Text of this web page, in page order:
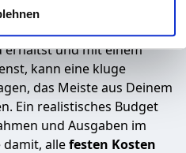
weiter. Unsere Partner
mit weiteren
bereitgestellt haben oder
der Dienste gesammelt
erhältst und mit einem
kann eine kluge
das Meiste aus Deinem
Ein realistisches Budget
und Ausgaben im
damit, allefesten Kosten